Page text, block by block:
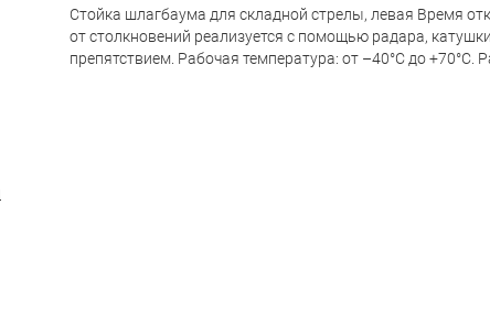
Стойка шлагбаума для складной стрелы, левая Время
от столкновений реализуется с помощью радара,
препятствием. Рабочая температура: от –40°C до +70°C.